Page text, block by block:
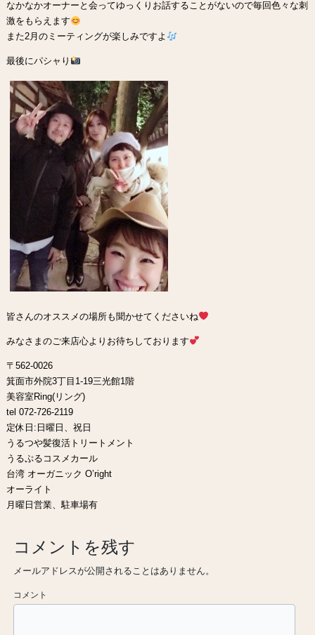
なかなかオーナーと会ってゆっくりお話することがないので毎回色々な刺
激をもらえます
また2月のミーティングが楽しみですよ
最後にパシャり
皆さんのオススメの場所も聞かせてくださいね
みなさまのご来店心よりお待ちしております
〒562-0026
箕面市外院3丁目1-19三光館1階
美容室Ring(リング)
tel 072-726-2119
定休日:日曜日、祝日
うるつや髪復活トリートメント
うるぷるコスメカール
台湾 オーガニック O’right
オーライト
月曜日営業、駐車場有
コメントを残す
メールアドレスが公開されることはありません。
コメント